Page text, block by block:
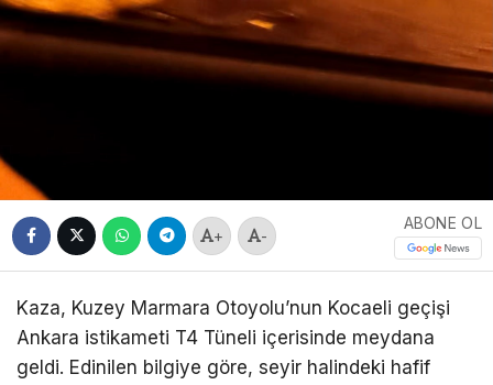
+ -
ABONE OL
Kaza, Kuzey Marmara Otoyolu’nun Kocaeli geçişi
Ankara istikameti T4 Tüneli içerisinde meydana
geldi. Edinilen bilgiye göre, seyir halindeki hafif